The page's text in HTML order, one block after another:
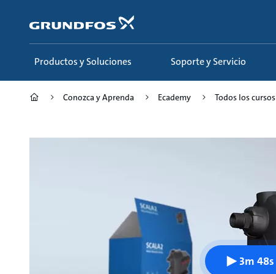
contenido
principal
Productos y Soluciones Soporte y Servicio
Conozca y Aprenda Ecademy Todos los cursos
3m 48s